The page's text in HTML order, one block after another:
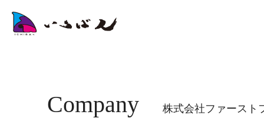
Company 株式会社ファースト